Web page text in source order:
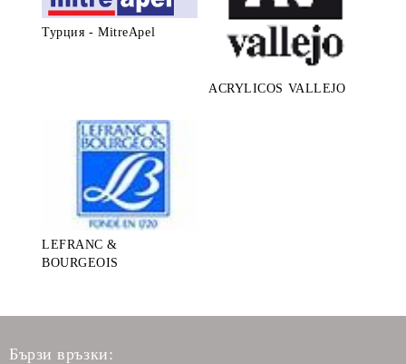
Турция - MitreApel
ACRYLICOS VALLEJO
LEFRANC &
BOURGEOIS
Бързи връзки: